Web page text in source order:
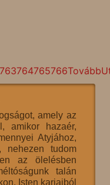
763764765766Tovább
amely az
amikor hazaér,
Atyjához,
nehezen tudom
az ölelésben
talán
Isten karjaiból